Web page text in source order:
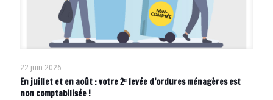
22 juin 2026
En juillet et en août : votre 2ᵉ levée d’ordures ménagères est
non comptabilisée !